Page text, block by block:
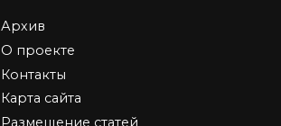
Средняя зарплата в
Архив
О проекте
Контакты
Карта сайта
Размещение статей